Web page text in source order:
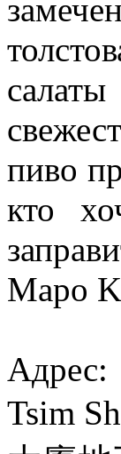
пиво
кто
Mapo
Tsim